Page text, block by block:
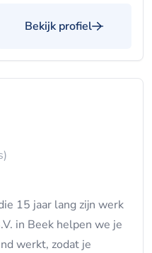
Bekijk profiel
15 jaar lang zijn werk
in Beek helpen we je
werkt, zodat je